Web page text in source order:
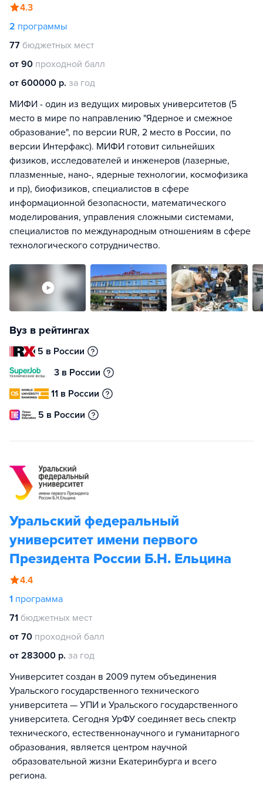
4.3
2 программы
77 бюджетных мест
от 90 проходной балл
от 600000 р. за год
МИФИ - один из ведущих мировых университетов (5
место в мире по направлению "Ядерное и смежное
образование", по версии RUR, 2 место в России, по
версии Интерфакс). МИФИ готовит сильнейших
физиков, исследователей и инженеров (лазерные,
плазменные, нано-, ядерные технологии, космофизика
и пр), биофизиков, специалистов в сфере
информационной безопасности, математического
моделирования, управления сложными системами,
специалистов по международным отношениям в сфере
технологического сотрудничество.
Вуз в рейтингах
5 в России
3 в России
11 в России
5 в России
Уральский федеральный
университет имени первого
Президента России Б.Н. Ельцина
4.4
1 программа
71 бюджетных мест
от 70 проходной балл
от 283000 р. за год
Университет создан в 2009 путем объединения
Уральского государственного технического
университета — УПИ и Уральского государственного
университета. Сегодня УрФУ соединяет весь спектр
технического, естественнонаучного и гуманитарного
образования, является центром научной
образовательной жизни Екатеринбурга и всего
региона.